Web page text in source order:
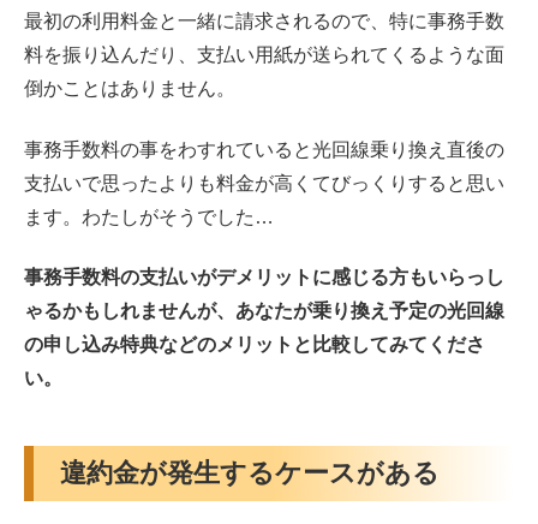
最初の利用料金と一緒に請求されるので、特に事務手数
料を振り込んだり、支払い用紙が送られてくるような面
倒かことはありません。
事務手数料の事をわすれていると光回線乗り換え直後の
支払いで思ったよりも料金が高くてびっくりすると思い
ます。わたしがそうでした…
事務手数料の支払いがデメリットに感じる方もいらっし
ゃるかもしれませんが、あなたが乗り換え予定の光回線
の申し込み特典などのメリットと比較してみてくださ
い。
違約金が発生するケースがある